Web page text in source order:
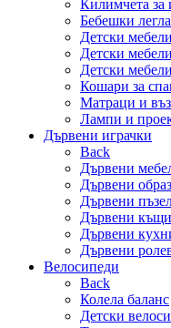
Килимчета за
Бебешки легла
Детски мебели
Детски
Детски
Кошари за
Матраци и
Лампи и
Дървени играчки
Back
Дървени
Дървени
Дървени
Дървени
Дървени
Дървени
Велосипеди
Back
Колела баланс
Детски